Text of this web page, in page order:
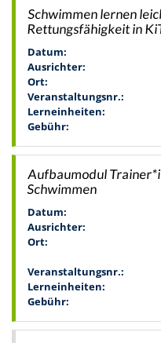
Schwimmen lernen
Rettungsfähigkeit in
Datum:
Ausrichter:
Ort:
Veranstaltungsnr.:
Lerneinheiten:
Gebühr:
Aufbaumodul
Schwimmen
Datum:
Ausrichter:
Ort:
Veranstaltungsnr.:
Lerneinheiten:
Gebühr: